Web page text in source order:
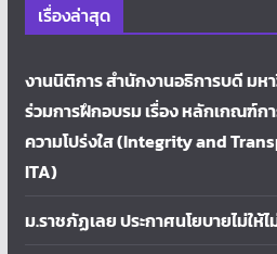
เรื่องล่าสุด
งานนิติการ สำนักงานอธิการบดี มห
ร่วมการฝึกอบรม เรื่อง หลักเกณฑ์ก
ความโปร่งใส (Integrity and
ITA)
ม.ราชภัฏเลย ประกาศนโยบายไม่ให้ไ